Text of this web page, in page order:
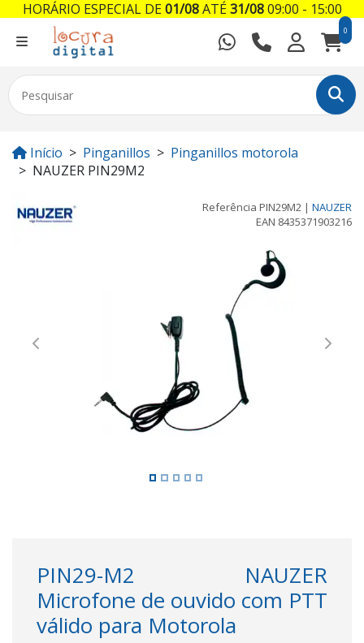
0
Início Pinganillos
Pinganillos motorola
NAUZER PIN29M2
Referência PIN29M2 | NAUZER
EAN 8435371903216
Previous Next
PIN29-M2 NAUZER
Microfone de ouvido com PTT
válido para Motorola
HORÁRIO ESPECIAL DE01/08ATÉ31/0809:00 - 15:00